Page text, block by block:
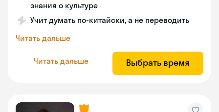
знания о культуре
Учит думать по-китайски, а не переводить
Читать дальше
Читать дальше Выбрать время